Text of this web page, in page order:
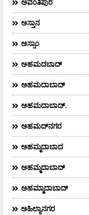
ಅವಂತಿಪುರ
ಅಸ್ತಾನ
ಅಸ್ಸಾಂ
ಅಹಮದಬಾದ್
ಅಹಮದಾಬಾದ್
ಅಹಮದಾಬಾದ್‌.
ಅಹಮದ್‌ನಗರ
ಅಹಮ್ಮದಾಬಾದ
ಅಹಮ್ಮದಾಬಾದ್
ಅಹಮ್ಮಾದಾಬಾದ್
ಅಹಿಲ್ಯಾನಗರ